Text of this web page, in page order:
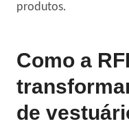
produtos.
Como a
de